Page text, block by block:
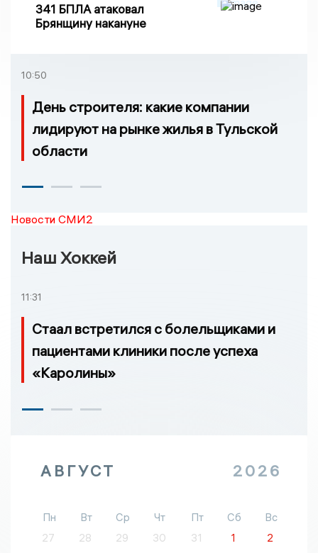
341 БПЛА атаковал
Брянщину накануне
10:50
День строителя: какие компании
лидируют на рынке жилья в Тульской
области
Новости СМИ2
Наш Хоккей
11:31
Стаал встретился с болельщиками и
пациентами клиники после успеха
«Каролины»
АВГУСТ 2026
Пн Вт Ср Чт Пт Сб
Вс
27
28 29 30 31 1
2